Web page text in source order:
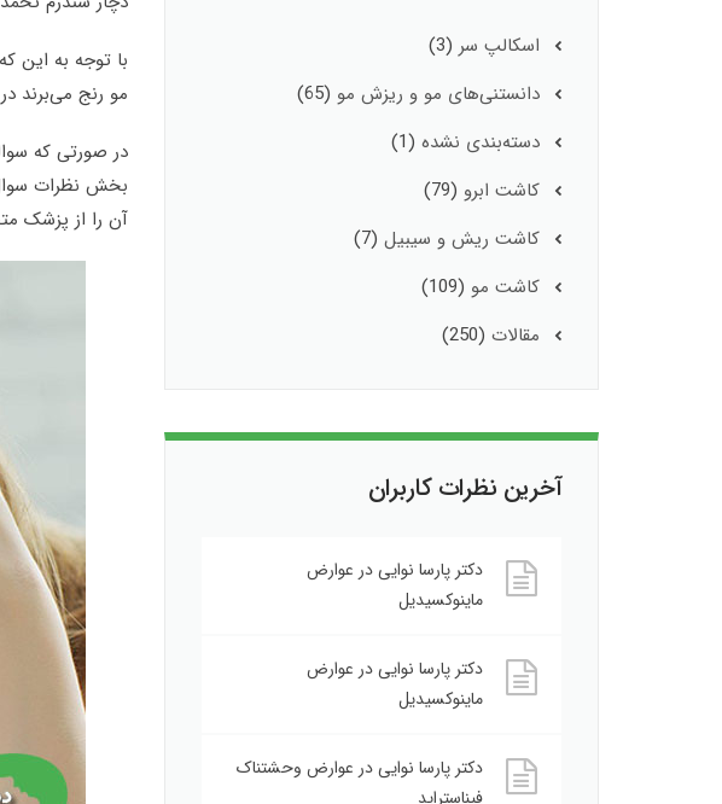
با توجه به این که
مو رنج می‌برند
در صورتی که
بخش نظرات
آن را از پزشک
اسکالپ سر (3)
دانستنی‌های مو و ریزش مو (65)
دسته‌بندی نشده (1)
کاشت ابرو (79)
کاشت ریش و سیبیل (7)
کاشت مو (109)
مقالات (250)
آخرین نظرات کاربران
دکتر پارسا نواییدر عوارض
ماینوکسیدیل
دکتر پارسا نواییدر عوارض
ماینوکسیدیل
دکتر پارسا نواییدر عوارض وحشتناک
فیناستراید